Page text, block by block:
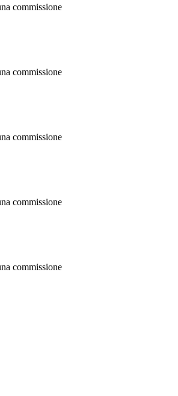
commissione
commissione
commissione
commissione
commissione